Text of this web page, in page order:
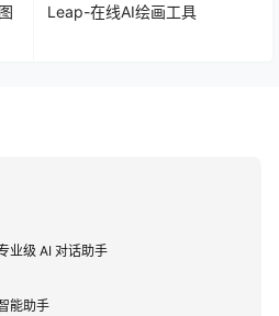
Leap-在线AI绘画工具
业级 AI 对话助手
能助手